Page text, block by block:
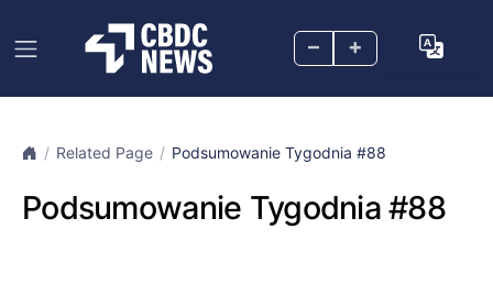
– +
Related Page Podsumowanie Tygodnia #88
Podsumowanie Tygodnia #88